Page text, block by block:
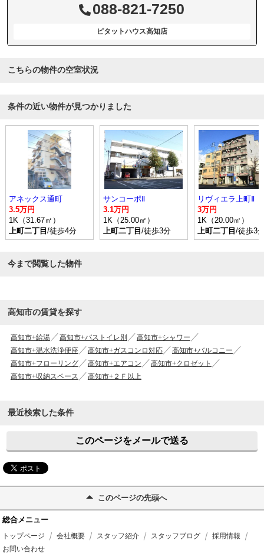
088-821-7250
ピタットハウス高知店
こちらの物件の空室状況
条件の近い物件が見つかりました
アネックス通町
3.5万円
1K（31.67㎡）
上町二丁目 /徒歩4分
サンコーポⅡ
3.1万円
1K（25.00㎡）
上町二丁目 /徒歩3分
リヴィエラ上町Ⅱ
3万円
1K（20.00㎡）
上町二丁目 /徒歩3
今まで閲覧した物件
高知市の賃貸を探す
高知市+給湯 高知市+バストイレ別
高知市+シャワー
高知市+温水洗浄便座
高知市+ガスコンロ対応
高知市+バルコニー
高知市+フローリング
高知市+エアコン
高知市+クロゼット
高知市+収納スペース
高知市+２Ｆ以上
最近検索した条件
このページをメールで送る
このページの先頭へ
総合メニュー
トップページ 会社概要 スタッフ紹介 スタッフブログ
採用情報
お問い合わせ